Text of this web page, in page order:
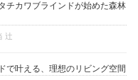
チカワブラインドが始めた森林
辻
で叶える、理想のリビング空間